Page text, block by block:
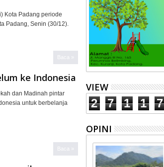
Kota Padang periode
Padang, Senin (30/12).
Baca »
ke Indonesia
dan Madinah pintar
untuk berbelanja
Baca »
VIEW
2 7 1 1 7
OPINI